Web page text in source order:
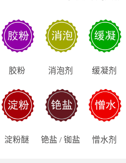
胶粉 消泡剂 缓凝剂
淀粉醚 铯盐 / 铷盐 憎水剂